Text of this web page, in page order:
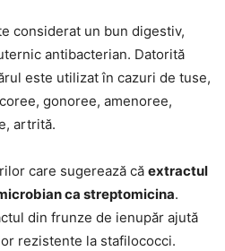
considerat un bun digestiv,
antibacterian. Datorită
este utilizat în cazuri de tuse,
gonoree, amenoree,
artrită.
care sugerează că extractul
ca streptomicina.
din frunze de ienupăr ajută
rezistente la stafilococci.